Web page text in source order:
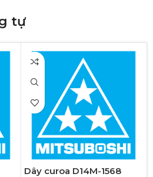
tự
Dây curoa D14M-1568